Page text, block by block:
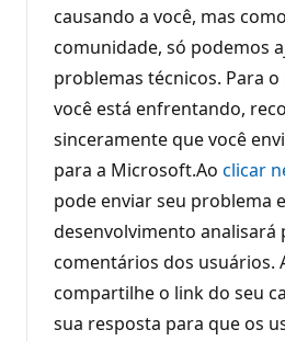
causando a você, mas
comunidade, só podemos
problemas técnicos. Para
você está enfrentando,
sinceramente que você
para a Microsoft.Ao clicar
pode enviar seu problema
desenvolvimento analisará
comentários dos usuários.
compartilhe o link do seu
sua resposta para que os